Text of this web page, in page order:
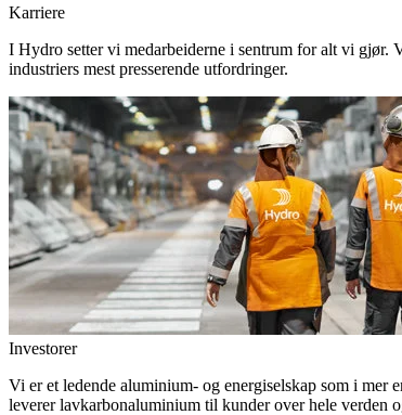
Karriere
I Hydro setter vi medarbeiderne i sentrum for alt vi gjør.
industriers mest presserende utfordringer.
Investorer
Vi er et ledende aluminium- og energiselskap som i mer
leverer lavkarbonaluminium til kunder over hele verden